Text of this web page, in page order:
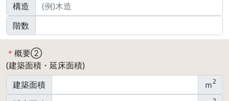
構造
階数
＊ 概要②
(建築面積・延床面積)
建築面積
ｍ2